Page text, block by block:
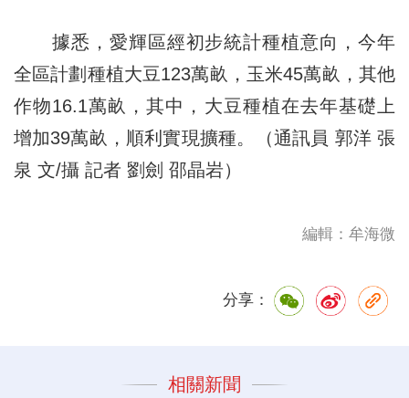
據悉，愛輝區經初步統計種植意向，今年
全區計劃種植大豆123萬畝，玉米45萬畝，其他
作物16.1萬畝，其中，大豆種植在去年基礎上
增加39萬畝，順利實現擴種。（通訊員 郭洋 張
泉 文/攝 記者 劉劍 邵晶岩）
編輯：牟海微
分享：
相關新聞